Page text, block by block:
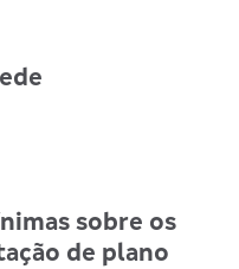
sobre os
de plano